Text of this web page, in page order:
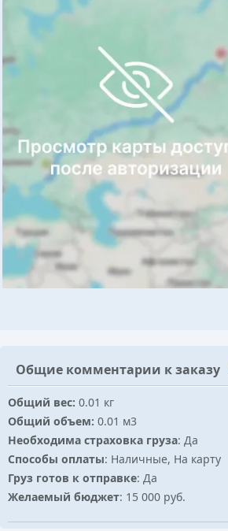
Общие комментарии к заказу
Общий вес: 0.01 кг
Общий объем: 0.01 м3
Необходима страховка груза: Да
Способы оплаты: Наличные, На карту
Груз готов к отправке: Да
Желаемый бюджет: 15 000 руб.